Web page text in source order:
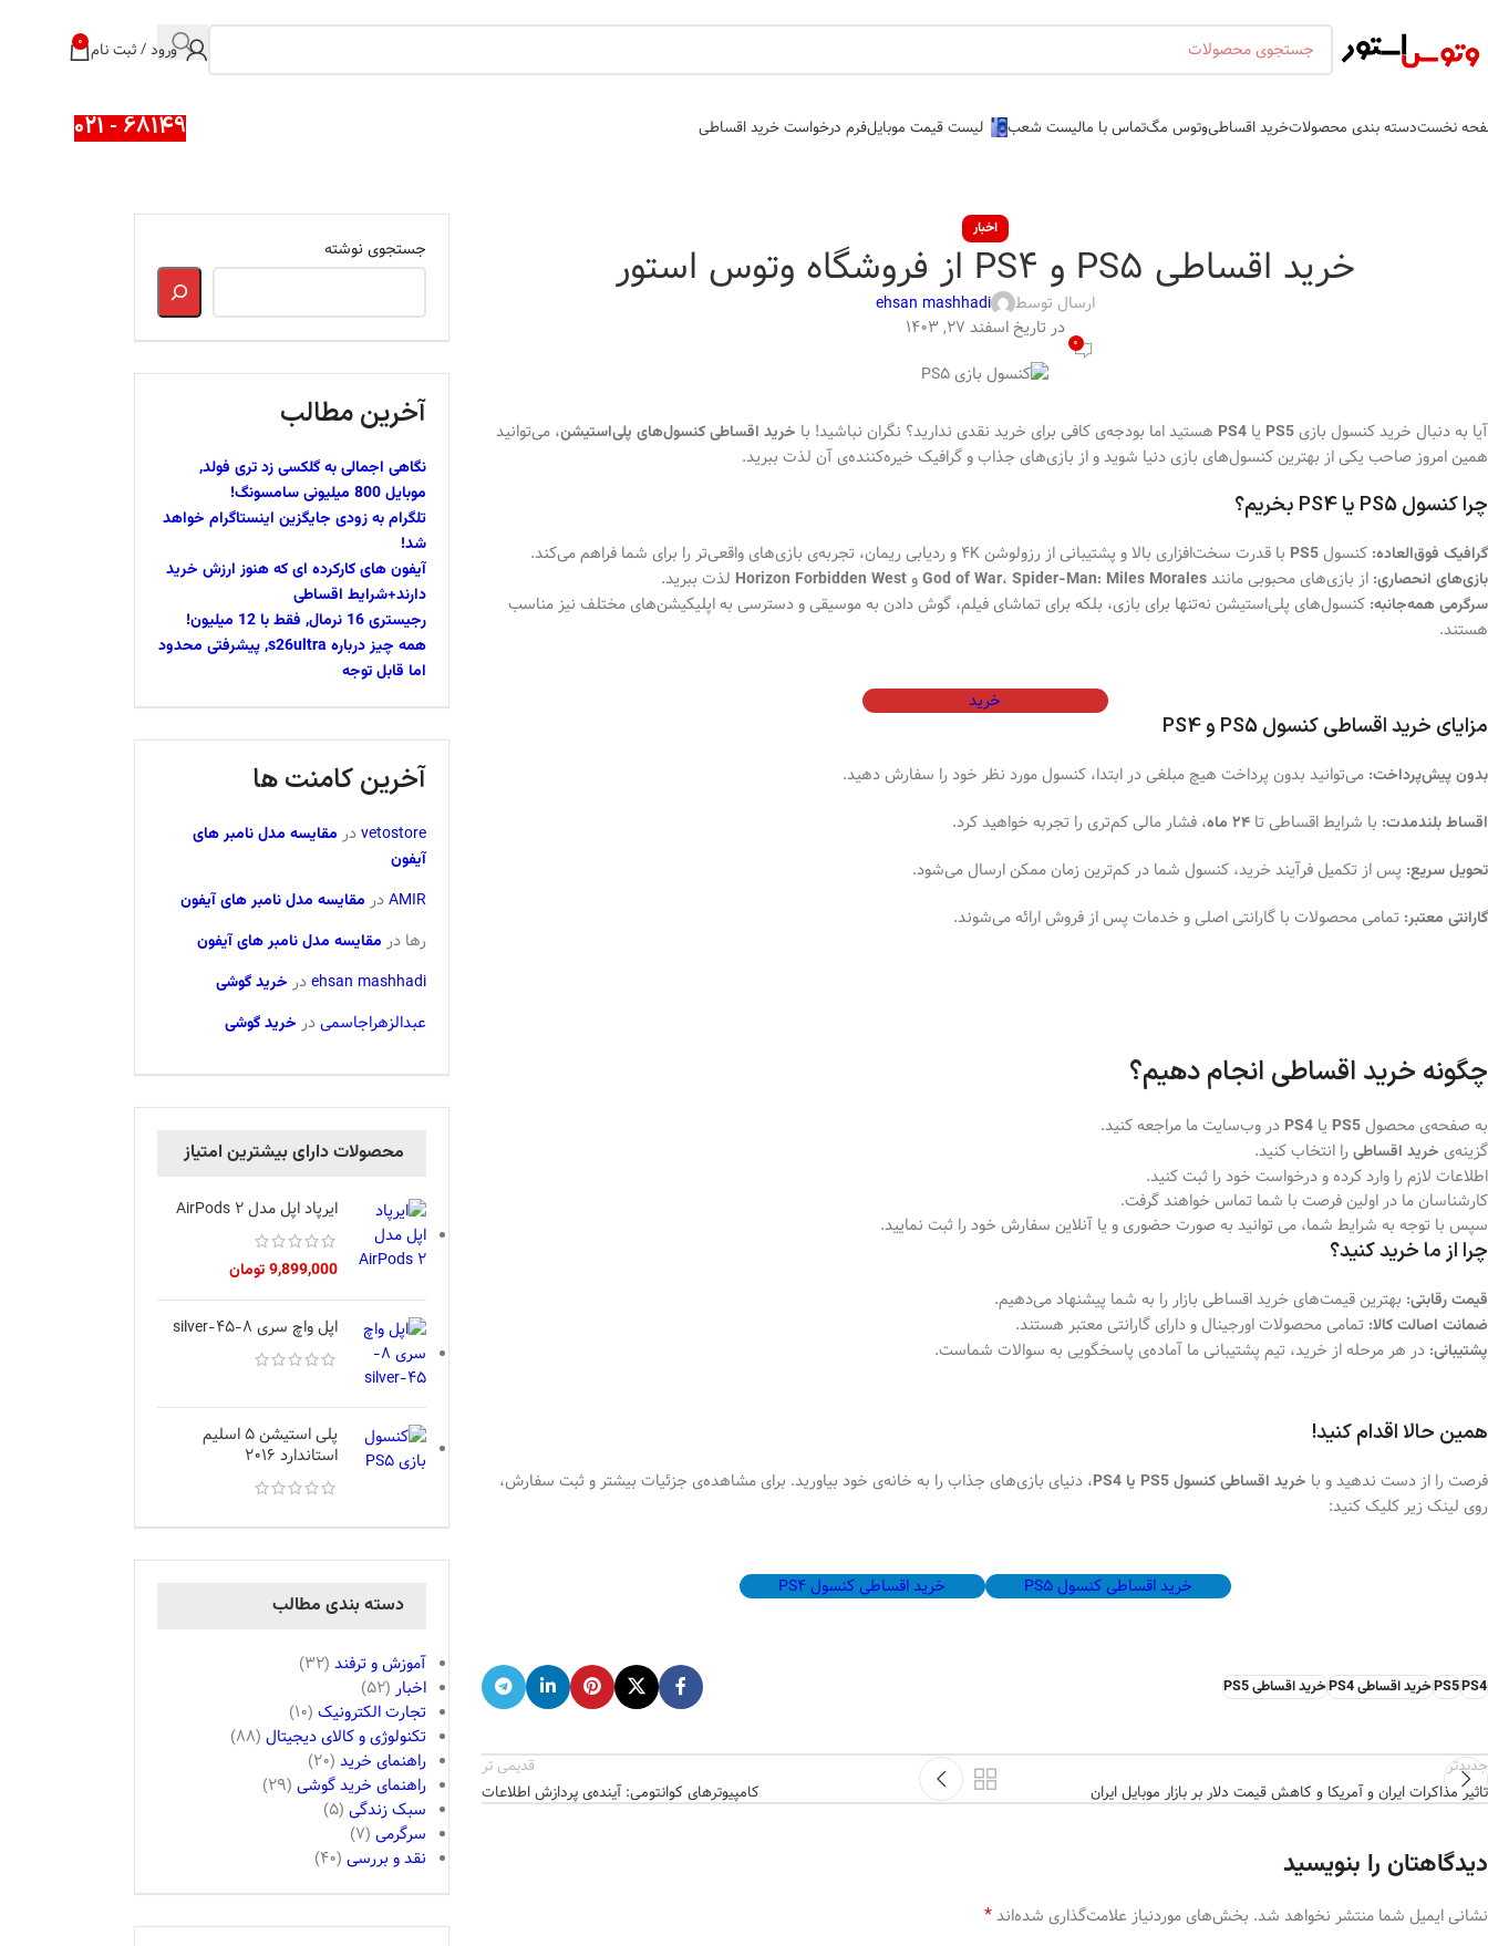
ورود / ثبت نام 0
نخستدسته بندی محصولاتخرید اقساطیوتوس مگتماس با مالیست شعب لیست قیمت موبایلفرم درخواست خرید اقساطی 68149 - 021
اخبار
خرید اقساطی PS5 و PS4 از فروشگاه وتوس استور
ارسال توسط
ehsan mashhadi
در تاریخ اسفند ۲۷, ۱۴۰۳
0
آیا به دنبال خرید کنسول بازیPS5 یا PS4 هستید اما بودجه‌ی کافی برای خرید نقدی ندارید؟ نگران نباشید! با خرید اقساطی کنسول‌های پلی‌استیشن، می‌توانید
همین امروز صاحب یکی از بهترین کنسول‌های بازی دنیا شوید و از بازی‌های جذاب و گرافیک خیره‌کننده‌ی آن لذت ببرید.
چرا کنسول PS5 یا PS4 بخریم؟
گرافیک فوق‌العاده: کنسولPS5 با قدرت سخت‌افزاری بالا و پشتیبانی از رزولوشن 4K و ردیابی ریمان، تجربه‌ی بازی‌های واقعی‌تر را برای شما فراهم می‌کند.
بازی‌های انحصاری: از بازی‌های محبوبی مانند God of War، Spider-Man: Miles Morales وHorizon Forbidden West لذت ببرید.
سرگرمی همه‌جانبه: کنسول‌های پلی‌استیشن نه‌تنها برای بازی، بلکه برای تماشای فیلم، گوش دادن به موسیقی و دسترسی به اپلیکیشن‌های مختلف نیز مناسب
هستند.
خرید
مزایای خرید اقساطی کنسول PS5 و PS4
بدون پیش‌پرداخت: می‌توانید بدون پرداخت هیچ مبلغی در ابتدا، کنسول مورد نظر خود را سفارش دهید.
اقساط بلندمدت: با شرایط اقساطی تا ۲۴ ماه ، فشار مالی کم‌تری را تجربه خواهید کرد.
تحویل سریع: پس از تکمیل فرآیند خرید، کنسول شما در کم‌ترین زمان ممکن ارسال می‌شود.
گارانتی معتبر: تمامی محصولات با گارانتی اصلی و خدمات پس از فروش ارائه می‌شوند.
چگونه خرید اقساطی انجام دهیم؟
به صفحه‌ی محصولPS5 یا PS4 در وب‌سایت ما مراجعه کنید.
گزینه‌ی خرید اقساطی را انتخاب کنید.
اطلاعات لازم را وارد کرده و درخواست خود را ثبت کنید.
کارشناسان ما در اولین فرصت با شما تماس خواهند گرفت.
سپس با توجه به شرایط شما، می توانید به صورت حضوری و یا آنلاین سفارش خود را ثبت نمایید.
چرا از ما خرید کنید؟
قیمت رقابتی: بهترین قیمت‌های خرید اقساطی بازار را به شما پیشنهاد می‌دهیم.
ضمانت اصالت کالا: تمامی محصولات اورجینال و دارای گارانتی معتبر هستند.
پشتیبانی: در هر مرحله از خرید، تیم پشتیبانی ما آماده‌ی پاسخگویی به سوالات شماست.
همین حالا اقدام کنید!
فرصت را از دست ندهید و با خرید اقساطی کنسول PS5 یا PS4
، دنیای بازی‌های جذاب را به خانه‌ی خود بیاورید. برای مشاهده‌ی جزئیات بیشتر و ثبت سفارش،
روی لینک زیر کلیک کنید:
خرید اقساطی کنسول PS5 خرید اقساطی کنسول PS4
PS4
PS5خرید اقساطی PS4 خرید اقساطی PS5
جدیدتر
تاثیر مذاکرات ایران و آمریکا و کاهش قیمت دلار بر بازار موبایل ایران
قدیمی تر
کامپیوترهای کوانتومی: آینده‌ی پردازش اطلاعات
دیدگاهتان را بنویسید
نشانی ایمیل شما منتشر نخواهد شد. بخش‌های موردنیاز علامت‌گذاری شده‌اند*
جستجوی نوشته
آخرین مطالب
نگاهی اجمالی به گلکسی زد تری فولد,
موبایل 800 میلیونی سامسونگ!
تلگرام به زودی جایگزین اینستاگرام خواهد
شد!
آیفون های کارکرده ای که هنوز ارزش خرید
دارند+شرایط اقساطی
رجیستری 16 نرمال, فقط با 12 میلیون!
همه چیز درباره s26ultra, پیشرفتی محدود
اما قابل توجه
آخرین کامنت ها
vetostoreدر مقایسه مدل نامبر های
آیفون
AMIRدر مقایسه مدل نامبر های آیفون
رها در مقایسه مدل نامبر های آیفون
ehsan mashhadiدر خرید گوشی
عبدالزهراجاسمیدر خرید گوشی
محصولات دارای بیشترین امتیاز
ایرپاد اپل مدل AirPods 2
9,899,000تومان
اپل واچ سری 8-45-silver
پلی استیشن 5 اسلیم
استاندارد 2016
دسته بندی مطالب
آموزش و ترفند(32)
اخبار(52)
تجارت الکترونیک(10)
تکنولوژی و کالای دیجیتال(88)
راهنمای خرید(20)
راهنمای خرید گوشی(29)
سبک زندگی(5)
سرگرمی(7)
نقد و بررسی(40)